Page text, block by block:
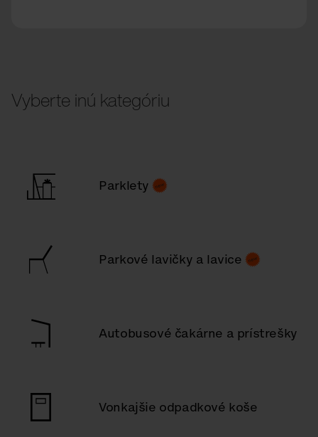
Vyberte inú kategóriu
Parklety
Parkové lavičky a lavice
Autobusové čakárne a prístrešky
Vonkajšie odpadkové koše